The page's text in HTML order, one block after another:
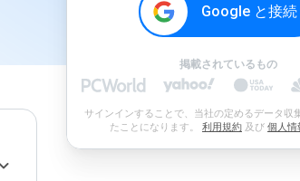
Google と接続
掲載されているもの
サインインすることで、当社の定めるデータ収
たことになります。 利用規約 及び 個人情